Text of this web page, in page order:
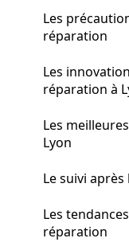
Les
réparation
Les
réparation à
Les
Lyon
Le suivi
Les
réparation